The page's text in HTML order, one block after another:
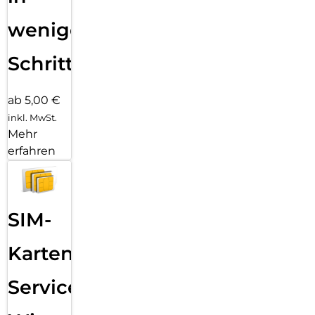
wenigen
Schritten
ab 5,00 €
inkl. MwSt.
Mehr
erfahren
SIM-
Karten
Service: